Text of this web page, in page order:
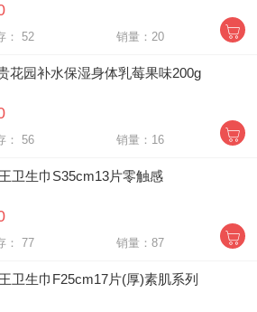
库存： 52 销量：20
花园补水保湿身体乳莓果味200g
库存： 56 销量：16
卫生巾S35cm13片零触感
库存： 77 销量：87
卫生巾F25cm17片(厚)素肌系列